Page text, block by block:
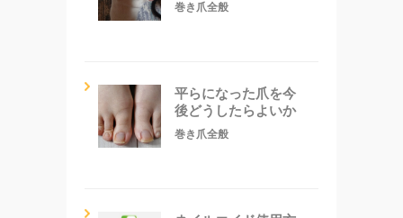
巻き爪全般
平らになった爪を今
後どうしたらよいか
巻き爪全般